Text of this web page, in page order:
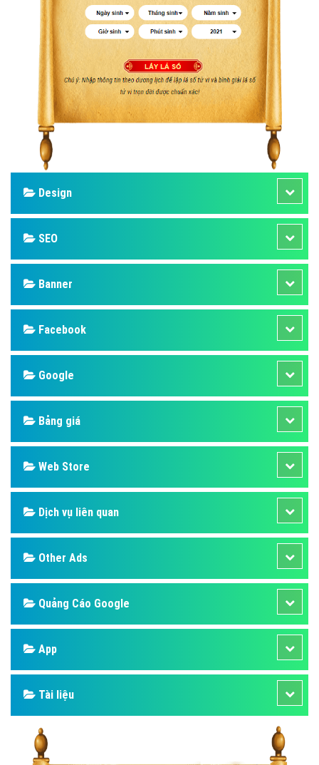
Design
SEO
Banner
Facebook
Google
Bảng giá
Web Store
Dịch vụ liên quan
Other Ads
Quảng Cáo Google
App
Tài liệu